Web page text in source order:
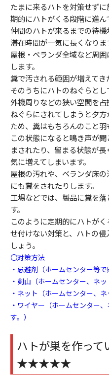
たまに来るハトを対策せず
期的にハトがくる段階に進ん
仲間のハトが来るまでの待機
滞在時間が一気に長くなりま
屋根・ベランダ全域など周
します。
糞で汚される範囲が増えてき
そのうちにハトのねぐらと
外機周りなどの狭い空間を占
ねぐらにされてしまうと夕
ため、糞はもちろんのこと羽
この状態になると鳴き声が
まされたり、留まる状態が
気に増えてしまいます。
屋根の汚れや、ベランダ床
にも糞をされたりします。
工場などでは、製品に糞を
す。
このように定期的にハトが
せ付けない対策と、ハトの
しょう。
〇対策方法
・忌避剤（ホームセンター等で
・剣山（ホームセンター、ネ
・ネット（ホームセンター、
・ワイヤー（ホームセンター
す。）
ハトが巣を作っ
★★★★★